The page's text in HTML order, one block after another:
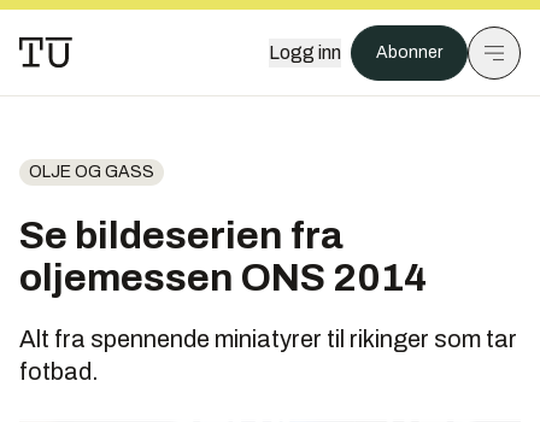
Logg inn Abonner
OLJE OG GASS
Se bildeserien fra
oljemessen ONS 2014
Alt fra spennende miniatyrer til rikinger som tar
fotbad.